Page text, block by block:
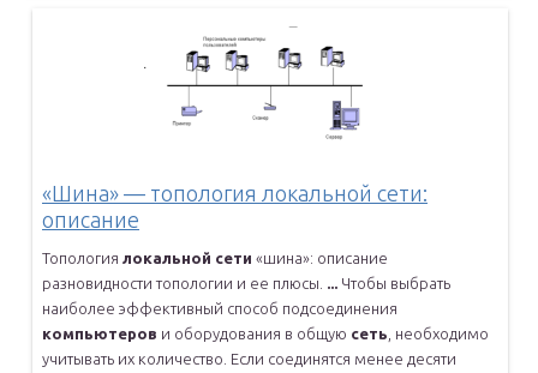
«Шина» — топология локальной сети:
описание
Топология локальной сети «шина»: описание
разновидности топологии и ее плюсы. ... Чтобы выбрать
наиболее эффективный способ подсоединения
компьютеров и оборудования в общую сеть , необходимо
учитывать их количество. Если соединятся менее десяти